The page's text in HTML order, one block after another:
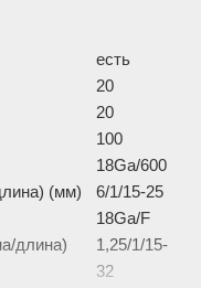
есть
20
20
100
18Ga/600
(мм)
6/1/15-25
18Ga/F
длина)
1,25/1/15-
32